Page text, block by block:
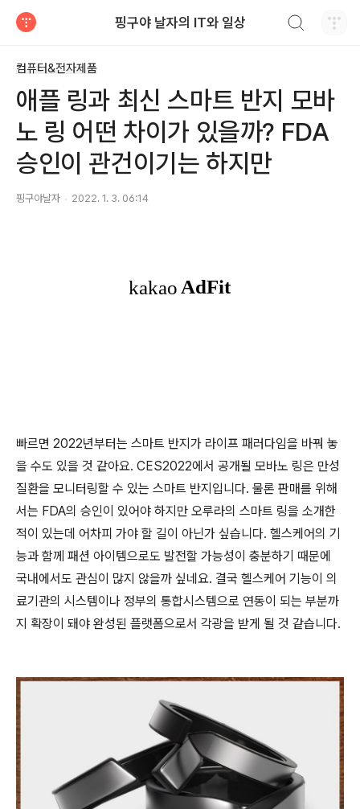
핑구야 날자의 IT와 일상
컴퓨터&전자제품
애플 링과 최신 스마트 반지 모바
노 링 어떤 차이가 있을까? FDA
승인이 관건이기는 하지만
핑구야날자 2022. 1. 3. 06:14
빠르면 2022년부터는 스마트 반지가 라이프 패러다임을 바꿔 놓
을 수도 있을 것 같아요. CES2022에서 공개될 모바노 링은 만성
질환을 모니터링할 수 있는 스마트 반지입니다. 물론 판매를 위해
서는 FDA의 승인이 있어야 하지만 오루라의 스마트 링을 소개한
적이 있는데 어차피 가야 할 길이 아닌가 싶습니다. 헬스케어의 기
능과 함께 패션 아이템으로도 발전할 가능성이 충분하기 때문에
국내에서도 관심이 많지 않을까 싶네요. 결국 헬스케어 기능이 의
료기관의 시스템이나 정부의 통합시스템으로 연동이 되는 부분까
지 확장이 돼야 완성된 플랫폼으로서 각광을 받게 될 것 같습니다.